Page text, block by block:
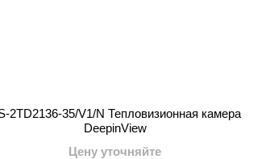
2TD2136-35/V1/N Тепловизионная камера
DeepinView
Цену уточняйте